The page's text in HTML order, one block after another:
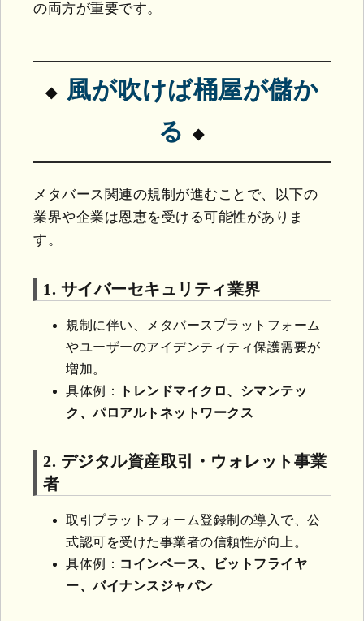
の両方が重要です。
風が吹けば桶屋が儲か
る
メタバース関連の規制が進むことで、以下の
業界や企業は恩恵を受ける可能性がありま
す。
1. サイバーセキュリティ業界
規制に伴い、メタバースプラットフォーム
やユーザーのアイデンティティ保護需要が
増加。
具体例：
トレンドマイクロ、シマンテッ
ク、パロアルトネットワークス
2. デジタル資産取引・ウォレット事業
者
取引プラットフォーム登録制の導入で、公
式認可を受けた事業者の信頼性が向上。
具体例： コインベース、ビットフライヤ
ー、バイナンスジャパン